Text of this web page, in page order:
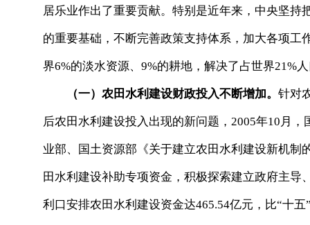
居乐业作出了重要贡献。特别是近年来，中央坚
的重要基础，不断完善政策支持体系，加大各项
界6%的淡水资源、9%的耕地，解决了占世界21%
（一）农田水利建设财政投入不断增加。 针对
后农田水利建设投入出现的新问题，2005年10月
业部、国土资源部《关于建立农田水利建设新机
田水利建设补助专项资金，积极探索建立政府主导
利口安排农田水利建设资金达465.54亿元，比“十